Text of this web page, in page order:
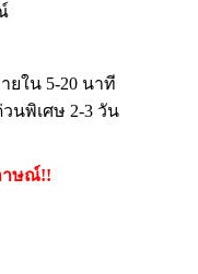
ยใน 5-20 นาที
นพิเศษ 2-3 วัน
าษณ์!!